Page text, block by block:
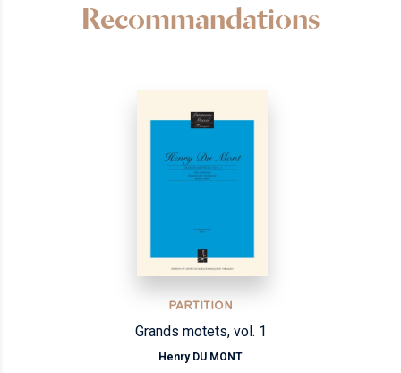
Recommandations
PARTITION
Grands motets, vol. 1
Henry DU MONT